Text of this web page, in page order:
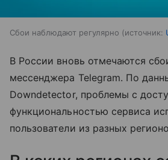
Сбои наблюдают регулярно источник:
В России вновь отмечаются
мессенджера Telegram. По
Downdetector, проблемы с
функциональностью сервиса
пользователи из разных